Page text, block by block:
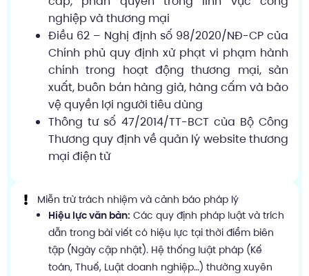
nghiệp và thương mại
Điều 62 – Nghị định số 98/2020/NĐ-CP của
Chính phủ quy định xử phạt vi phạm hành
chính trong hoạt động thương mại, sản
xuất, buôn bán hàng giả, hàng cấm và bảo
vệ quyền lợi người tiêu dùng
Thông tư số 47/2014/TT-BCT của Bộ Công
Thương quy định về quản lý website thương
mại điện tử
Miễn trừ trách nhiệm và cảnh báo pháp lý
Hiệu lực văn bản: Các quy định pháp luật và trích
dẫn trong bài viết có hiệu lực tại thời điểm biên
tập (Ngày cập nhật). Hệ thống luật pháp (Kế
toán, Thuế, Luật doanh nghiệp…) thường xuyên